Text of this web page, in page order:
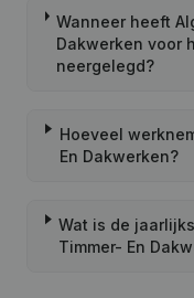
Wanneer heeft
Dakwerken voor
neergelegd?
Hoeveel
En Dakwerken?
Wat is de
Timmer- En